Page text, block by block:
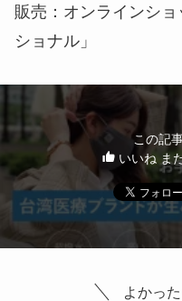
販売：オンラインシ
ショナル」
この記
いいね ま
よかっ